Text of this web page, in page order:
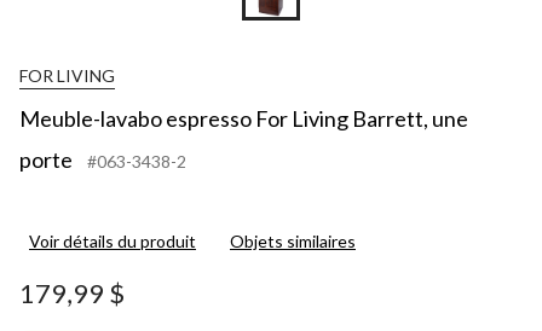
FOR LIVING
Meuble-lavabo espresso For Living Barrett, une
porte
#063-3438-2
Voir détails du produit Objets similaires
179,99 $